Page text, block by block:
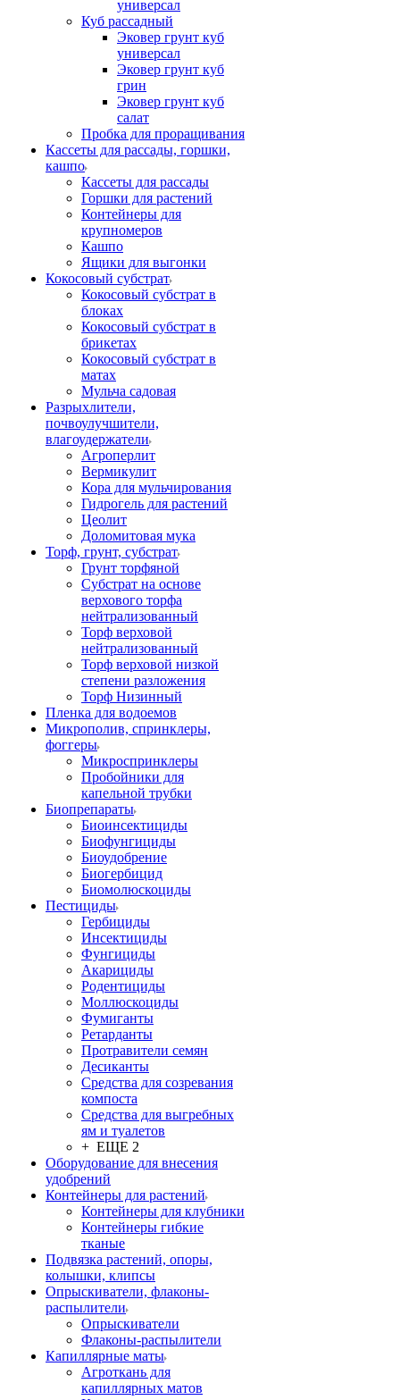
универсал
Куб рассадный
Эковер грунт куб
универсал
Эковер грунт куб
грин
Эковер грунт куб
салат
Пробка для проращивания
Кассеты для рассады, горшки,
кашпо
Кассеты для рассады
Горшки для растений
Контейнеры для
крупномеров
Кашпо
Ящики для выгонки
Кокосовый субстрат
Кокосовый субстрат в
блоках
Кокосовый субстрат в
брикетах
Кокосовый субстрат в
матах
Мульча садовая
Разрыхлители,
почвоулучшители,
влагоудержатели
Агроперлит
Вермикулит
Кора для мульчирования
Гидрогель для растений
Цеолит
Доломитовая мука
Торф, грунт, субстрат
Грунт торфяной
Субстрат на основе
верхового торфа
нейтрализованный
Торф верховой
нейтрализованный
Торф верховой низкой
степени разложения
Торф Низинный
Пленка для водоемов
Микрополив, спринклеры,
фоггеры
Микроспринклеры
Пробойники для
капельной трубки
Биопрепараты
Биоинсектициды
Биофунгициды
Биоудобрение
Биогербицид
Биомолюскоциды
Пестициды
Гербициды
Инсектициды
Фунгициды
Акарициды
Родентициды
Моллюскоциды
Фумиганты
Ретарданты
Протравители семян
Десиканты
Средства для созревания
компоста
Средства для выгребных
ям и туалетов
+ ЕЩЕ 2
Оборудование для внесения
удобрений
Контейнеры для растений
Контейнеры для клубники
Контейнеры гибкие
тканые
Подвязка растений, опоры,
колышки, клипсы
Опрыскиватели, флаконы-
распылители
Опрыскиватели
Флаконы-распылители
Капиллярные маты
Агроткань для
капиллярных матов